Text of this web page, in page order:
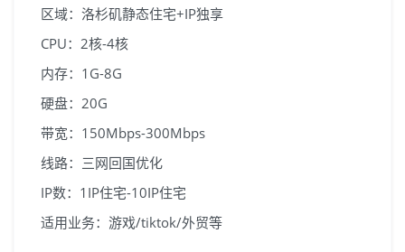
区域：洛杉矶静态住宅+IP独享
CPU：2核-4核
内存：1G-8G
硬盘：20G
带宽：150Mbps-300Mbps
线路：三网回国优化
IP数：1IP住宅-10IP住宅
适用业务：游戏/tiktok/外贸等